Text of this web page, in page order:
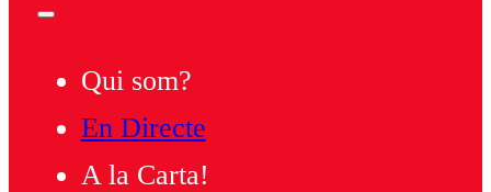
Qui som?
En Directe
A la Carta!